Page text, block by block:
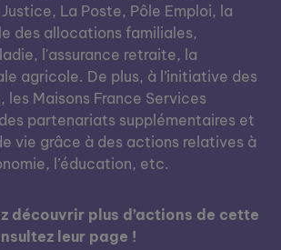
La Poste, Pôle Emploi, la
des allocations familiales,
l'assurance retraite, la
agricole. De plus, à l’initiative des
les Maisons France Services
partenariats supplémentaires et
vie grâce à des actions relatives à
l’éducation, etc.
découvrir plus d’actions de cette
leur page !